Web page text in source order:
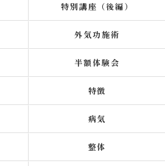
特別講座（後編）
外気功施術
半額体験会
特徴
病気
整体